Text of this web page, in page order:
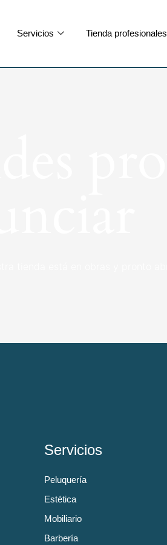
Servicios Tienda profesionales
Servicios
Peluquería
Estética
Mobiliario
Barbería